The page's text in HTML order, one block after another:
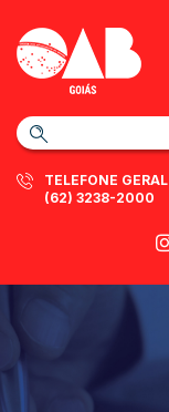
TELEFONE GERAL
(62) 3238-2000